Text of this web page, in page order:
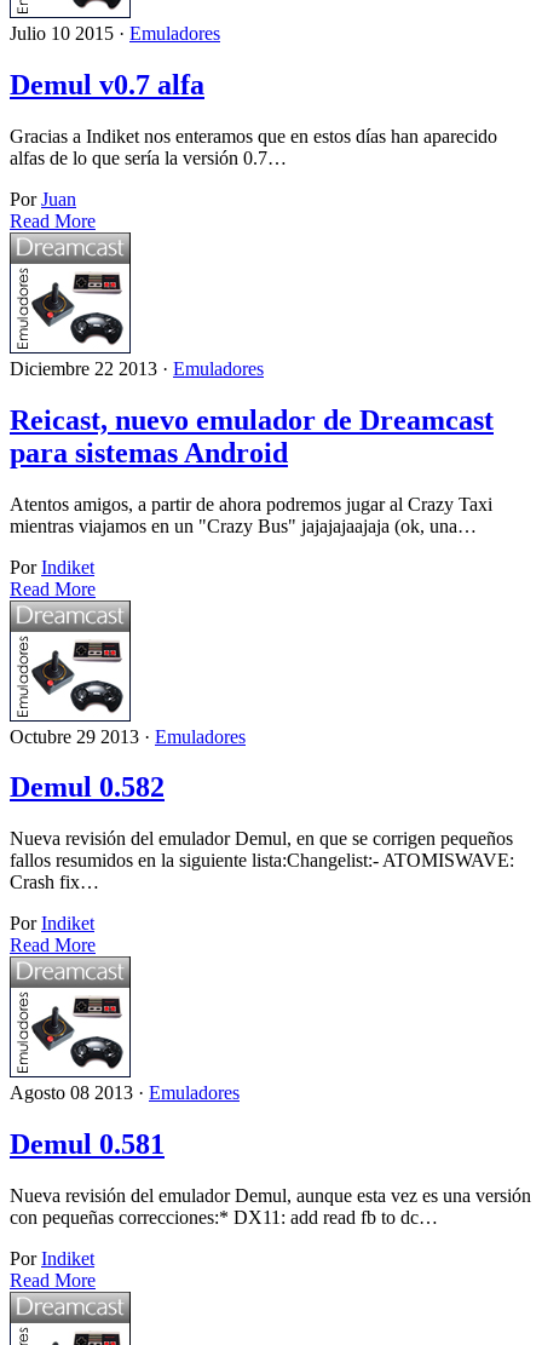
Julio 10 2015 · Emuladores
Demul v0.7 alfa
Gracias a Indiket nos enteramos que en estos días han aparecido
alfas de lo que sería la versión 0.7…
PorJuan
Read More
Diciembre 22 2013 · Emuladores
Reicast, nuevo emulador de Dreamcast
para sistemas Android
Atentos amigos, a partir de ahora podremos jugar al Crazy Taxi
mientras viajamos en un "Crazy Bus" jajajajaajaja (ok, una…
PorIndiket
Read More
Octubre 29 2013 · Emuladores
Demul 0.582
Nueva revisión del emulador Demul, en que se corrigen pequeños
fallos resumidos en la siguiente lista:Changelist:- ATOMISWAVE:
Crash fix…
PorIndiket
Read More
Agosto 08 2013 · Emuladores
Demul 0.581
Nueva revisión del emulador Demul, aunque esta vez es una versión
con pequeñas correcciones:* DX11: add read fb to dc…
PorIndiket
Read More